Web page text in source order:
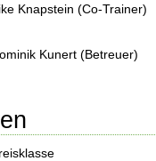
Knapstein (Co-Trainer)
Kunert (Betreuer)